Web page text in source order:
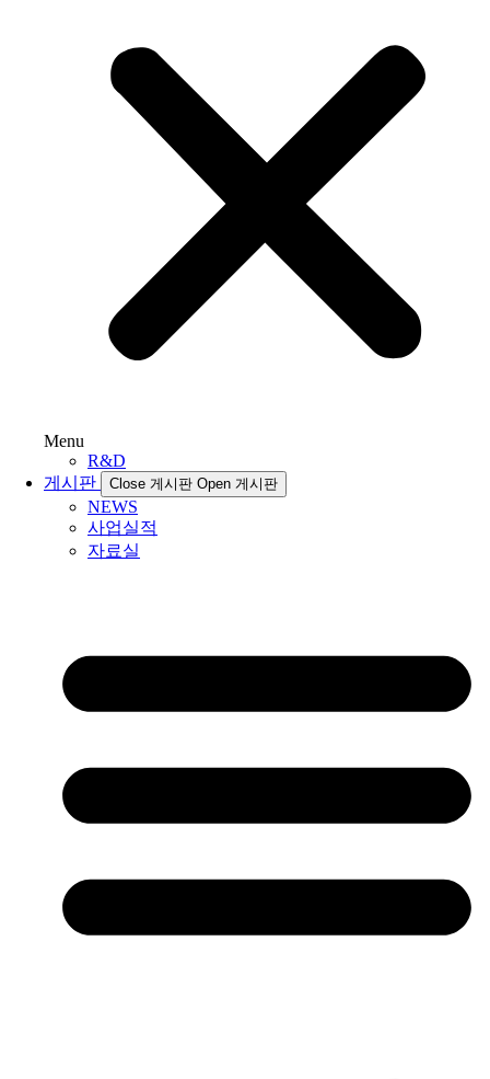
Menu
R&D
게시판
Close 게시판 Open 게시판
NEWS
사업실적
자료실